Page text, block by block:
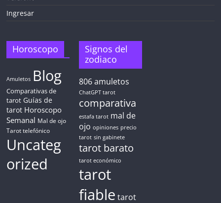
Ingresar
Horoscopo
Amuletos Blog
Comparativas de
tarot Guías de
tarot Horoscopo
Semanal Mal de ojo
Tarot telefónico
Uncateg
orized
Signos del
zodiaco
806amuletos
ChatGPT tarot
comparativa
estafa tarot mal de
ojo opiniones precio
tarot sin gabinete
tarot barato
tarot económico
tarot
fiable tarot